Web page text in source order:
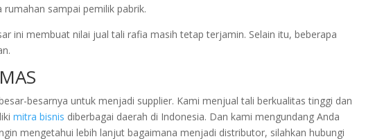
sampai pemilik pabrik.
ini membuat nilai jual tali rafia masih tetap terjamin. Selain itu, beberapa
besarnya untuk menjadi supplier. Kami menjual tali berkualitas tinggi dan
mitra bisnis diberbagai daerah di Indonesia. Dan kami mengundang Anda
mengetahui lebih lanjut bagaimana menjadi distributor, silahkan hubungi